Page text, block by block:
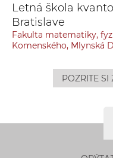
Letná škola
Bratislave
Fakulta matematiky,
Komenského, Mlynská
POZRITE SI